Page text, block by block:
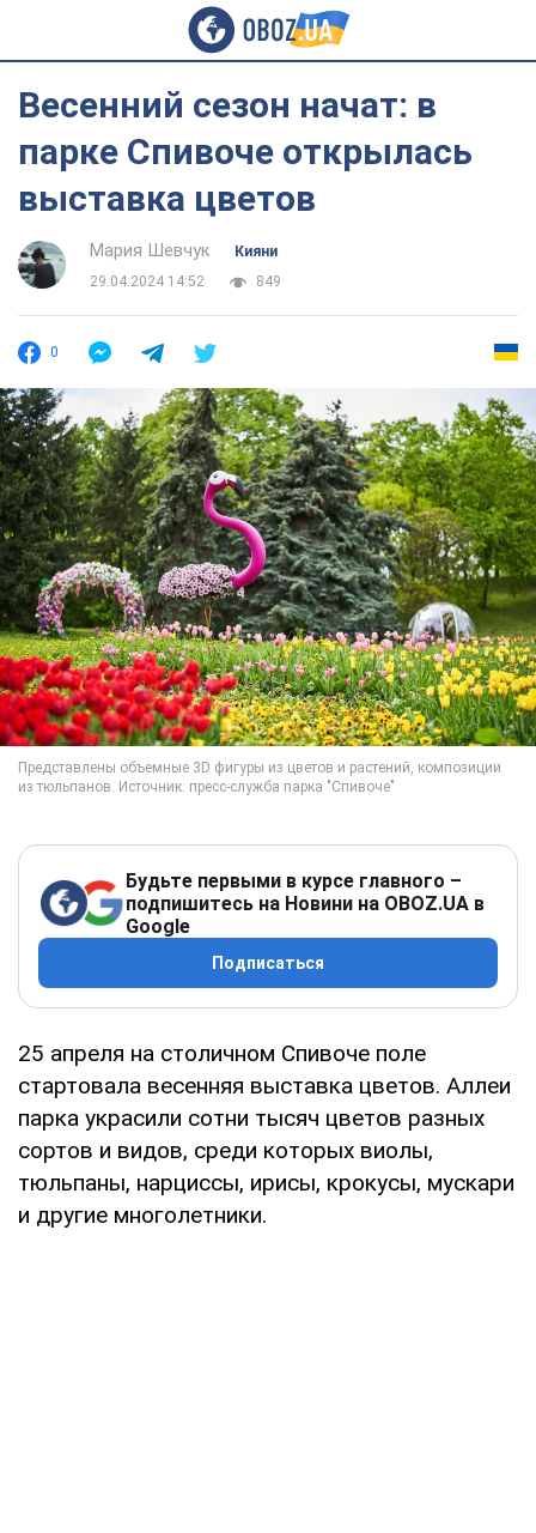
Весенний сезон начат: в
парке Спивоче открылась
выставка цветов
Мария Шевчук
Кияни
29.04.2024 14:52
849
0
Будьте первыми в курсе главного –
подпишитесь на Новини на OBOZ.UA в
Google
Подписаться
25 апреля на столичном Спивоче поле
стартовала весенняя выставка цветов. Аллеи
парка украсили сотни тысяч цветов разных
сортов и видов, среди которых виолы,
тюльпаны, нарциссы, ирисы, крокусы, мускари
и другие многолетники.